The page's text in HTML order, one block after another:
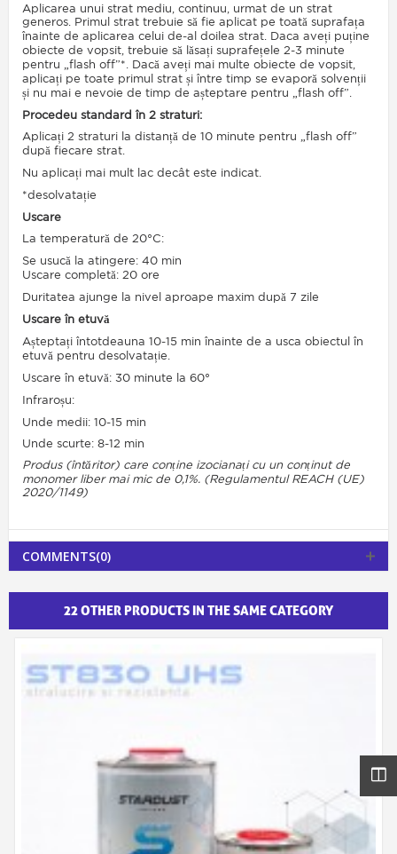
Aplicarea unui strat mediu, continuu, urmat de un strat
generos. Primul strat trebuie să fie aplicat pe toată suprafața
înainte de aplicarea celui de-al doilea strat. Daca aveți puține
obiecte de vopsit, trebuie să lăsați suprafețele 2-3 minute
pentru „flash off”*. Dacă aveți mai multe obiecte de vopsit,
aplicați pe toate primul strat și între timp se evaporă solvenții
și nu mai e nevoie de timp de așteptare pentru „flash off”.
Procedeu standard în 2 straturi:
Aplicați 2 straturi la distanță de 10 minute pentru „flash off”
după fiecare strat.
Nu aplicați mai mult lac decât este indicat.
*desolvatație
Uscare
La temperatură de 20°C:
Se usucă la atingere: 40 min
Uscare completă: 20 ore
Duritatea ajunge la nivel aproape maxim după 7 zile
Uscare în etuvă
Așteptați întotdeauna 10-15 min înainte de a usca obiectul în
etuvă pentru desolvatație.
Uscare în etuvă: 30 minute la 60°
Infraroșu:
Unde medii: 10-15 min
Unde scurte: 8-12 min
Produs (întăritor) care conține izocianați cu un conținut de
monomer liber mai mic de 0,1%. (Regulamentul REACH (UE)
2020/1149)
COMMENTS(0)
22 OTHER PRODUCTS IN THE SAME CATEGORY